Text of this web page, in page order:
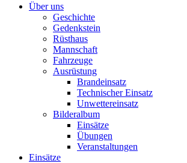
Über uns
Geschichte
Gedenkstein
Rüsthaus
Mannschaft
Fahrzeuge
Ausrüstung
Brandeinsatz
Technischer Einsatz
Unwettereinsatz
Bilderalbum
Einsätze
Übungen
Veranstaltungen
Einsätze